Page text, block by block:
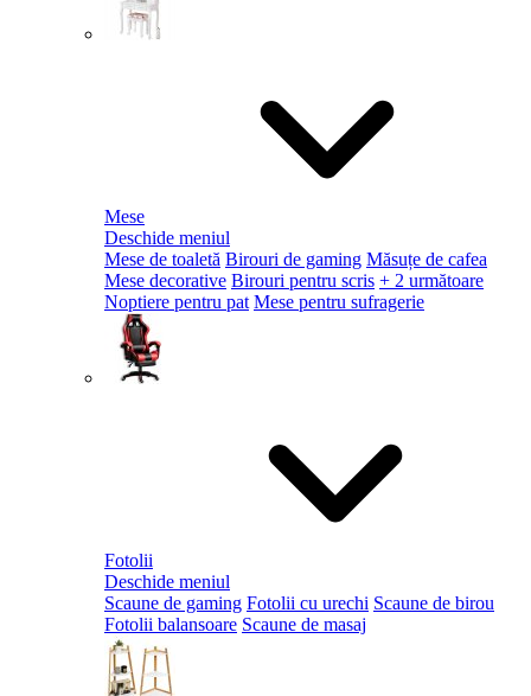
Mese
Deschide meniul
Mese de toaletă Birouri de gaming Măsuțe de cafea
Mese decorative Birouri pentru scris + 2 următoare
Noptiere pentru pat Mese pentru sufragerie
Fotolii
Deschide meniul
Scaune de gaming Fotolii cu urechi Scaune de birou
Fotolii balansoare Scaune de masaj